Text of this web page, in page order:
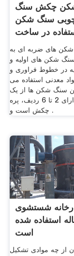
چکش سنگ
سنگ شکن
در ساخت
شن و
های ضربه ای به
شکن های اولیه و
در خطوط فراوری و
معدنی استفاده می
سنگ شکن ها از یک
روتور که دارای 2 تا 6 ردیف، پره
چکش است و .
شستشوی
استفاده شده
است
از چه موادی تشکیل